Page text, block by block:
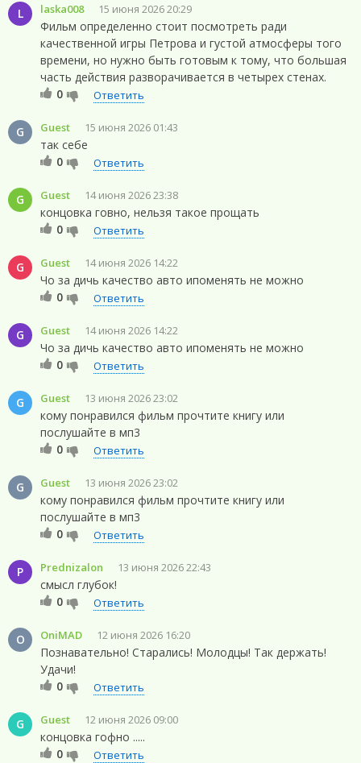
L laska008 15 июня 2026 20:29
Фильм определенно стоит посмотреть ради
качественной игры Петрова и густой атмосферы того
времени, но нужно быть готовым к тому, что большая
часть действия разворачивается в четырех стенах.
0
Ответить
G Guest 15 июня 2026 01:43
так себе
0
Ответить
G Guest 14 июня 2026 23:38
концовка говно, нельзя такое прощать
0
Ответить
G Guest 14 июня 2026 14:22
Чо за дичь качество авто ипоменять не можно
0
Ответить
G Guest 14 июня 2026 14:22
Чо за дичь качество авто ипоменять не можно
0
Ответить
G Guest 13 июня 2026 23:02
кому понравился фильм прочтите книгу или
послушайте в мп3
0
Ответить
G Guest 13 июня 2026 23:02
кому понравился фильм прочтите книгу или
послушайте в мп3
0
Ответить
P Prednizalon 13 июня 2026 22:43
смысл глубок!
0
Ответить
O OniMAD 12 июня 2026 16:20
Познавательно! Старались! Молодцы! Так держать!
Удачи!
0
Ответить
G Guest 12 июня 2026 09:00
концовка гофно .....
0
Ответить